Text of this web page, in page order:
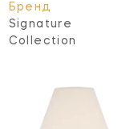
Бренд
Signature
Collection